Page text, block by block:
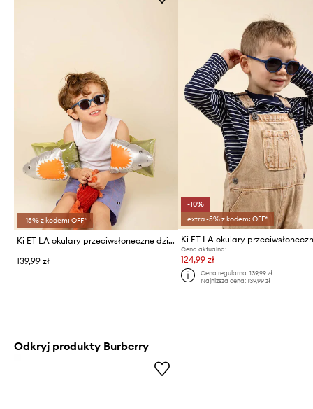
-15% z kodem: OFF*
Ki ET LA okulary przeciwsłoneczne dziecięce WAZZ
139,99 zł
-10%
extra -5% z kodem: OFF*
Cena aktualna:
124,99 zł
Cena regularna: 139,99 zł
Najniższa cena: 139,99 zł
Odkryj produkty Burberry